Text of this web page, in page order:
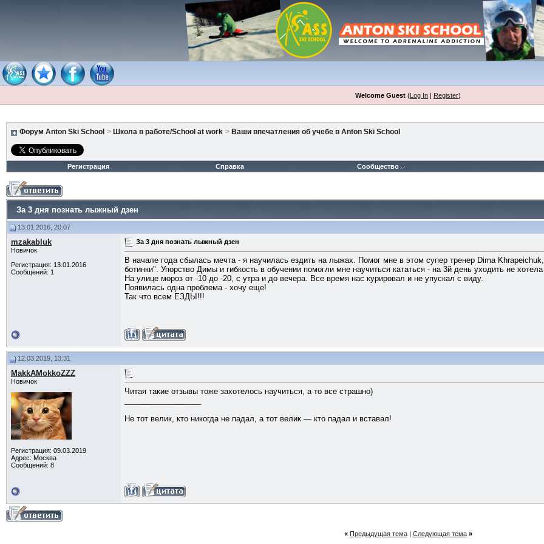
Welcome Guest (Log In | Register)
Форум Anton Ski School > Школа в работе/School at work > Ваши впечатления об учебе в Anton Ski School
Регистрация Справка Сообщество
За 3 дня познать лыжный дзен
13.01.2016, 20:07
mzakabluk
Новичок
Регистрация: 13.01.2016
Сообщений: 1
За 3 дня познать лыжный дзен
В начале года сбылась мечта - я научилась ездить на лыжах. Помог мне в этом супер тренер Dima
ботинки". Упорство Димы и гибкость в обучении помогли мне научиться кататься - на 3й день уходить не хотела
На улице мороз от -10 до -20, с утра и до вечера. Все время нас курировал и не упускал с виду.
Появилась одна проблема - хочу еще!
Так что всем ЕЗДЫ!!!
12.03.2019, 13:31
MakkAMokkoZZZ
Новичок
Регистрация: 09.03.2019
Адрес: Москва
Сообщений: 8
Читая такие отзывы тоже захотелось научиться, а то все страшно)
Не тот велик, кто никогда не падал, а тот велик — кто падал и вставал!
« Предыдущая тема| Следующая тема »